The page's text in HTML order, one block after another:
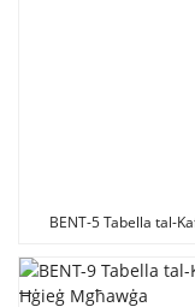
BENT-5 Tabella tal-